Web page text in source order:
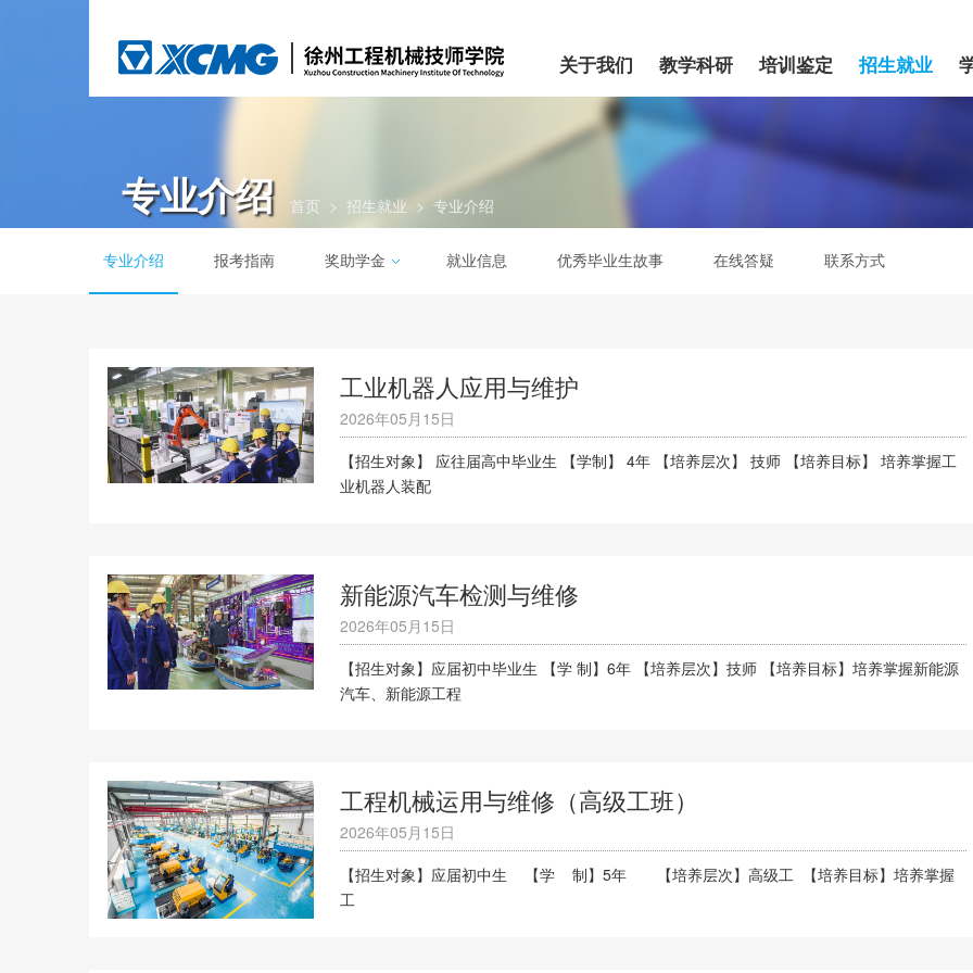
关于我们 教学科研 培训鉴定 招生就业
专业介绍 首页 > 招生就业 > 专业介绍
专业介绍 报考指南 奖助学金 就业信息 优秀毕业生故事 在线答疑 联系方式
工业机器人应用与维护
2026年05月15日
【招生对象】 应往届高中毕业生 【学制】 4年 【培养层次】 技师 【培养目标】 培养掌握工
业机器人装配
新能源汽车检测与维修
2026年05月15日
【招生对象】应届初中毕业生 【学 制】6年 【培养层次】技师 【培养目标】培养掌握新能源
汽车、新能源工程
工程机械运用与维修（高级工班）
2026年05月15日
【招生对象】应届初中生 【学 制】5年 【培养层次】高级工 【培养目标】培养掌握
工